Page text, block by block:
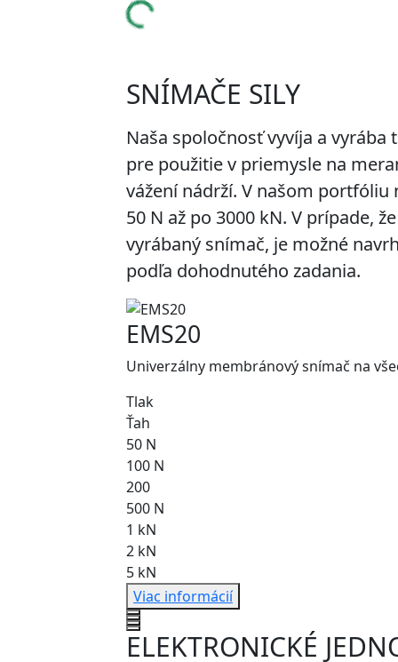
SNÍMAČE SILY
Naša spoločnosť vyvíja a
pre použitie v priemysle na
vážení nádrží. V našom
50 N až po 3000 kN. V prípade,
vyrábaný snímač, je možné
podľa dohodnutého zadania.
EMS20
Univerzálny membránový snímač na
Tlak
Ťah
50 N
100 N
200
500 N
1 kN
2 kN
5 kN
Viac informácií
ELEKTRONICKÉ